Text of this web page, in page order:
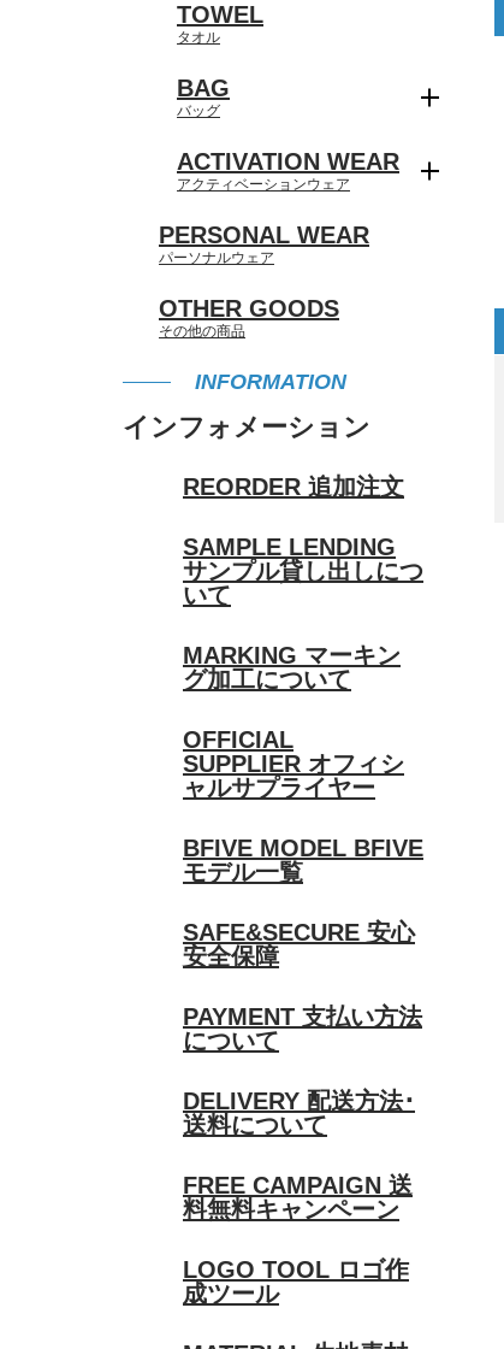
TOWEL
タオル
BAG
バッグ
ACTIVATION WEAR
アクティベーションウェア
PERSONAL WEAR
パーソナルウェア
OTHER GOODS
その他の商品
INFORMATION
インフォメーション
REORDER 追加注文
SAMPLE LENDING
サンプル貸し出しにつ
いて
MARKING マーキン
グ加工について
OFFICIAL
SUPPLIER オフィシ
ャルサプライヤー
BFIVE MODEL BFIVE
モデル一覧
SAFE&SECURE 安心
安全保障
PAYMENT 支払い方法
について
DELIVERY 配送方法･
送料について
FREE CAMPAIGN 送
料無料キャンペーン
LOGO TOOL ロゴ作
成ツール